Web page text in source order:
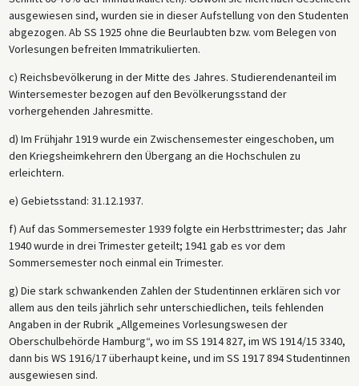
ausgewiesen sind, wurden sie in dieser Aufstellung von den Studenten
abgezogen. Ab SS 1925 ohne die Beurlaubten bzw. vom Belegen von
Vorlesungen befreiten Immatrikulierten.
c) Reichsbevölkerung in der Mitte des Jahres. Studierendenanteil im
Wintersemester bezogen auf den Bevölkerungsstand der
vorhergehenden Jahresmitte.
d) Im Frühjahr 1919 wurde ein Zwischensemester eingeschoben, um
den Kriegsheimkehrern den Übergang an die Hochschulen zu
erleichtern.
e) Gebietsstand: 31.12.1937.
f) Auf das Sommersemester 1939 folgte ein Herbsttrimester; das Jahr
1940 wurde in drei Trimester geteilt; 1941 gab es vor dem
Sommersemester noch einmal ein Trimester.
g) Die stark schwankenden Zahlen der Studentinnen erklären sich vor
allem aus den teils jährlich sehr unterschiedlichen, teils fehlenden
Angaben in der Rubrik „Allgemeines Vorlesungswesen der
Oberschulbehörde Hamburg“, wo im SS 1914 827, im WS 1914/15 3340,
dann bis WS 1916/17 überhaupt keine, und im SS 1917 894 Studentinnen
ausgewiesen sind.